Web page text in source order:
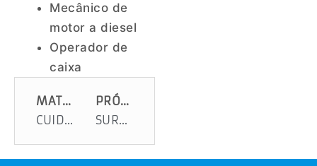
Mecânico de
motor a diesel
Operador de
caixa
MATÉRIA ANTERIOR
CUIDADO COM TRÁFEGO NAS RUAS DE ARACAJU
PRÓXIMA MATÉRIA
SURFISTA HERÓI ARRISCOU A VIDA, MAS SALVOU VÁRIAS CRIANÇAS